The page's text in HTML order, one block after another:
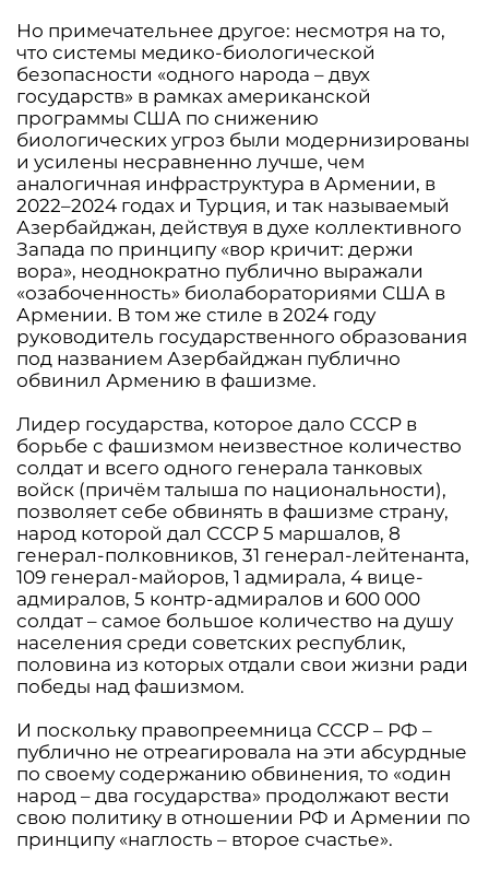
Но примечательнее другое: несмотря на то,
что системы медико-биологической
безопасности «одного народа – двух
государств» в рамках американской
программы США по снижению
биологических угроз были модернизированы
и усилены несравненно лучше, чем
аналогичная инфраструктура в Армении, в
2022–2024 годах и Турция, и так называемый
Азербайджан, действуя в духе коллективного
Запада по принципу «вор кричит: держи
вора», неоднократно публично выражали
«озабоченность» биолабораториями США в
Армении. В том же стиле в 2024 году
руководитель государственного образования
под названием Азербайджан публично
обвинил Армению в фашизме.
Лидер государства, которое дало СССР в
борьбе с фашизмом неизвестное количество
солдат и всего одного генерала танковых
войск (причём талыша по национальности),
позволяет себе обвинять в фашизме страну,
народ которой дал СССР 5 маршалов, 8
генерал-полковников, 31 генерал-лейтенанта,
109 генерал-майоров, 1 адмирала, 4 вице-
адмиралов, 5 контр-адмиралов и 600 000
солдат – самое большое количество на душу
населения среди советских республик,
половина из которых отдали свои жизни ради
победы над фашизмом.
И поскольку правопреемница СССР – РФ –
публично не отреагировала на эти абсурдные
по своему содержанию обвинения, то «один
народ – два государства» продолжают вести
свою политику в отношении РФ и Армении по
принципу «наглость – второе счастье».